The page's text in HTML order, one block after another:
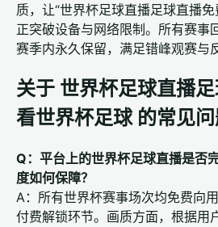
质，让“世界杯足球直播足球直播
正突破设备与网络限制。所有赛事
赛季内永久保留，满足错峰观赛与
关于 世界杯足球直播
看世界杯足球 的常见
Q：平台上的世界杯足球直播是否
度如何保障？
A：所有世界杯赛事场次均免费向
付费解锁环节。画质方面，根据用